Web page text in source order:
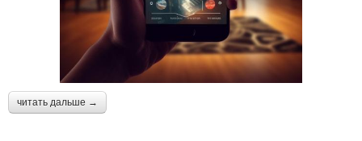
читать дальше →